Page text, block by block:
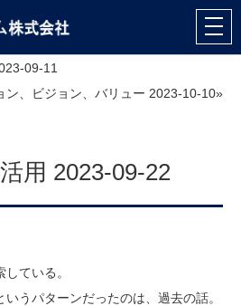
09-11
ン、ビジョン、バリュー 2023-10-10»
用 2023-09-22
ている。
うパターンだったのは、過去の話。